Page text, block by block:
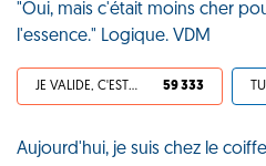
"Oui, mais c'était moins cher
l'essence." Logique. VDM
JE VALIDE, C'EST UNE VDM 59 333
Aujourd'hui, je suis chez le